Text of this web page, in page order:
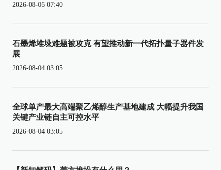
2026-08-05 07:40
石墨烯堆垛难题被攻克 有望推动新一代拓扑量子器件发
展
2026-08-04 03:05
全球单产最大高端聚乙烯醇生产基地建成 大幅提升我国
关键产业链自主可控水平
2026-08-04 03:05